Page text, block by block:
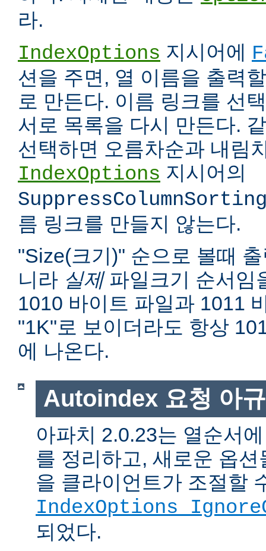
라.
IndexOptions 지시어에
션을 주면, 열 이름을 출력
로 만든다. 이름 링크를 선
서로 목록을 다시 만든다.
선택하면 오름차순과 내림
IndexOptions 지시어의
름 링크를 만들지 않는다.
"Size(크기)" 순으로 볼때
니라 실제파일크기 순서임
1010 바이트 파일과 1011
"1K"로 보이더라도 항상
에 나온다.
Autoindex 요청 아
아파치 2.0.23는 열순서
를 정리하고, 새로운 옵
을 클라이언트가 조절할
IndexOptions
되었다.